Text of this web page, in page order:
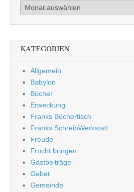
Archiv
KATEGORIEN
Allgemein
Babylon
Bücher
Erweckung
Franks Büchertisch
Franks SchreibWerkstatt
Freude
Frucht bringen
Gastbeiträge
Gebet
Gemeinde